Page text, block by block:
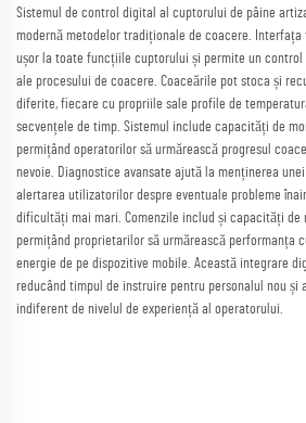
Sistemul de control digital al cuptorului de pâine
modernă metodelor tradiționale de coacere.
ușor la toate funcțiile cuptorului și permite un control
ale procesului de coacere. Coaceările pot stoca și
diferite, fiecare cu propriile sale profile de
secvențele de timp. Sistemul include capacități de
permițând operatorilor să urmărească progresul
nevoie. Diagnostice avansate ajută la menținerea
alertarea utilizatorilor despre eventuale probleme
dificultăți mai mari. Comenzile includ și capacități de
permițând proprietarilor să urmărească performanța
energie de pe dispozitive mobile. Această integrare
reducând timpul de instruire pentru personalul nou și
indiferent de nivelul de experiență al operatorului.